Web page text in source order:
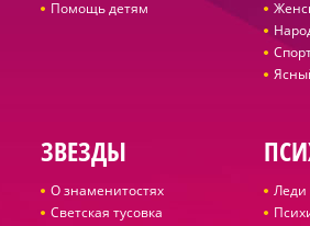
Помощь детям
ЗВЕЗДЫ
О знаменитостях
Светская тусовка
Леди